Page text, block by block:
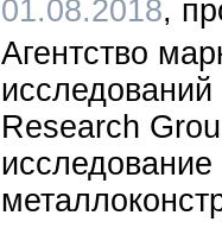
01.08.2018
Агентство
Research